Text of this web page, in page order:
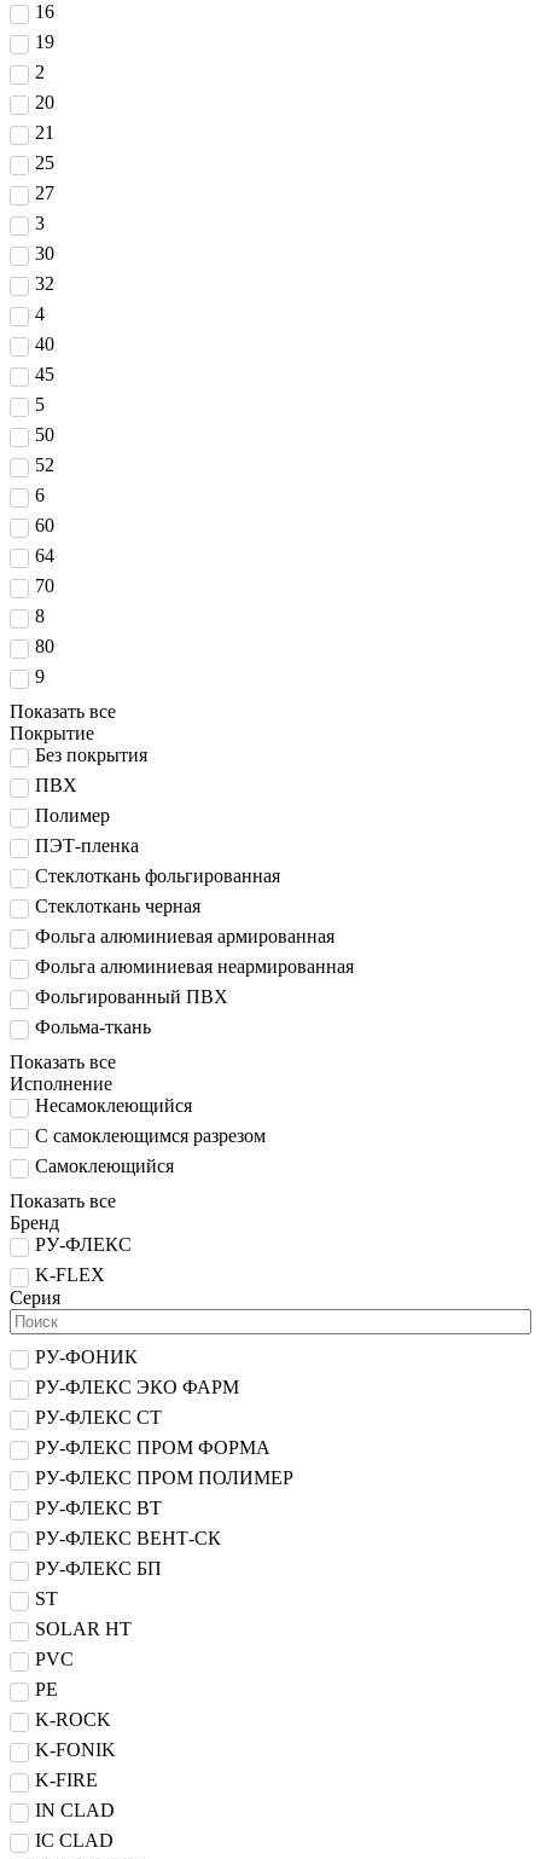
16
19
2
20
21
25
27
3
30
32
4
40
45
5
50
52
6
60
64
70
8
80
9
Показать все
Покрытие
Без покрытия
ПВХ
Полимер
ПЭТ-пленка
Стеклоткань фольгированная
Стеклоткань черная
Фольга алюминиевая армированная
Фольга алюминиевая неармированная
Фольгированный ПВХ
Фольма-ткань
Показать все
Исполнение
Несамоклеющийся
С самоклеющимся разрезом
Самоклеющийся
Показать все
Бренд
РУ-ФЛЕКС
K-FLEX
Серия
РУ-ФОНИК
РУ-ФЛЕКС ЭКО ФАРМ
РУ-ФЛЕКС СТ
РУ-ФЛЕКС ПРОМ ФОРМА
РУ-ФЛЕКС ПРОМ ПОЛИМЕР
РУ-ФЛЕКС ВТ
РУ-ФЛЕКС ВЕНТ-СК
РУ-ФЛЕКС БП
ST
SOLAR HT
PVC
PE
K-ROCK
K-FONIK
K-FIRE
IN CLAD
IC CLAD